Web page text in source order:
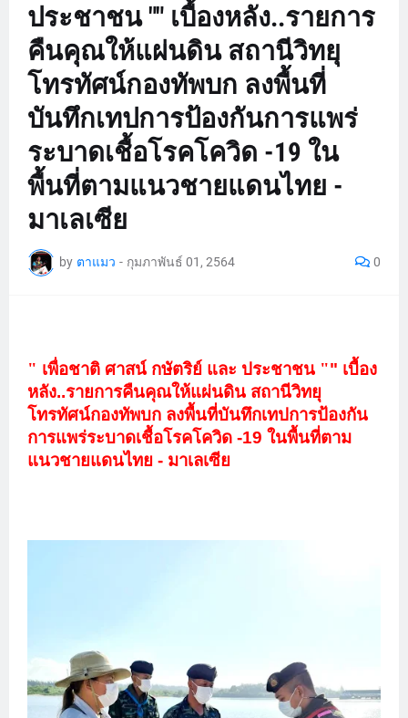
ประชาชน "" เบื้องหลัง..รายการ
คืนคุณให้แผ่นดิน สถานีวิทยุ
โทรทัศน์กองทัพบก ลงพื้นที่
บันทึกเทปการป้องกันการแพร่
ระบาดเชื้อโรคโควิด -19 ใน
พื้นที่ตามแนวชายแดนไทย -
มาเลเซีย
by ตาแมว - กุมภาพันธ์ 01, 2564 0
" เพื่อชาติ ศาสน์ กษัตริย์ และ ประชาชน "" เบื้อง
หลัง..รายการคืนคุณให้แผ่นดิน สถานีวิทยุ
โทรทัศน์กองทัพบก ลงพื้นที่บันทึกเทปการป้องกัน
การแพร่ระบาดเชื้อโรคโควิด -19 ในพื้นที่ตาม
แนวชายแดนไทย - มาเลเซีย